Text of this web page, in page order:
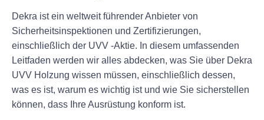
Dekra ist ein weltweit führender Anbieter von
Sicherheitsinspektionen und Zertifizierungen,
einschließlich der UVV -Aktie. In diesem umfassenden
Leitfaden werden wir alles abdecken, was Sie über Dekra
UVV Holzung wissen müssen, einschließlich dessen,
was es ist, warum es wichtig ist und wie Sie sicherstellen
können, dass Ihre Ausrüstung konform ist.